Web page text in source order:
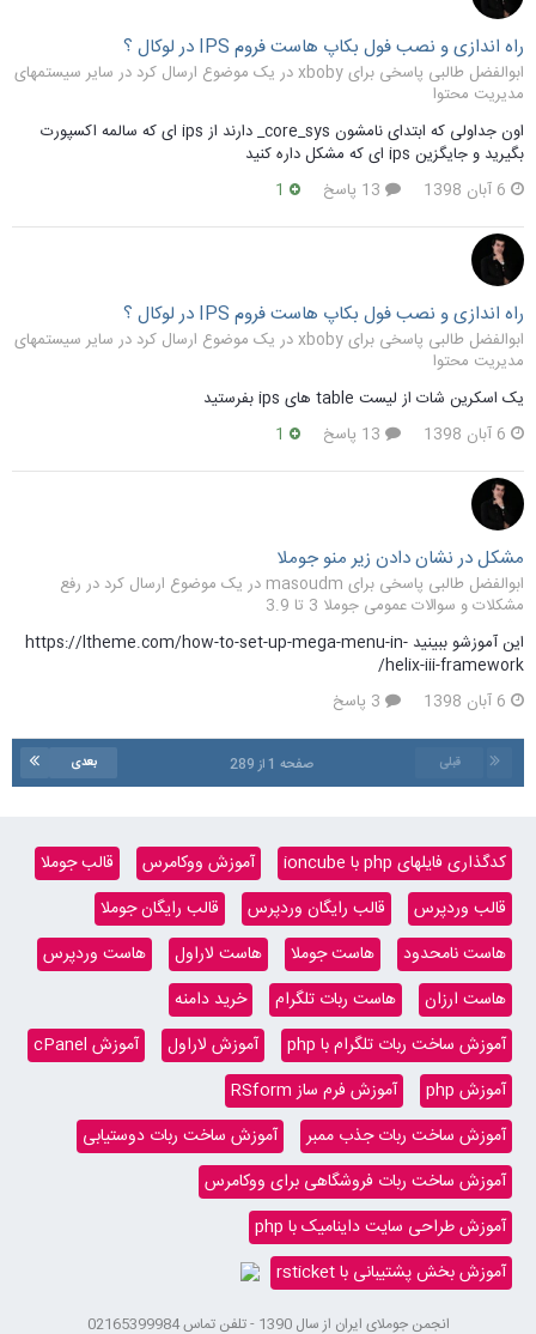
راه اندازی و نصب فول بکاپ هاست فروم IPS در لوکال ؟
ابوالفضل طالبی پاسخی برای xboby در یک موضوع ارسال کرد در
سایر سیستمهای
مدیریت محتوا
اون جداولی که ابتدای نامشون core_sys_ دارند از ips ای که سالمه اکسپورت
بگیرید و جایگزین ips ای که مشکل داره کنید
6 آبان 1398
راه اندازی و نصب فول بکاپ هاست فروم IPS در لوکال ؟
ابوالفضل طالبی پاسخی برای xboby در یک موضوع ارسال کرد در
سایر سیستمهای
مدیریت محتوا
یک اسکرین شات از لیست table های ips بفرستید
6 آبان 1398
مشکل در نشان دادن زیر منو جوملا
ابوالفضل طالبی پاسخی برای masoudm در یک موضوع ارسال کرد در
رفع
مشکلات و سوالات عمومی جوملا 3 تا 3.9
این آموزشو ببینید https://ltheme.com/how-to-set-up-mega-menu-in-
helix-iii-framework/
6 آبان 1398
قبلی بعدی صفحه 1 از 289
کدگذاری فایلهای php با ioncube آموزش ووکامرس
قالب جوملا
قالب وردپرس
قالب رایگان وردپرس
قالب رایگان جوملا
هاست نامحدود
هاست جوملا هاست لاراول
هاست وردپرس
هاست ارزان
هاست ربات تلگرام
خرید دامنه
آموزش ساخت ربات تلگرام با php
آموزش لاراول
آموزش cPanel
آموزش php
آموزش فرم ساز RSform
آموزش ساخت ربات جذب ممبر
آموزش ساخت ربات دوستیابی
آموزش ساخت ربات فروشگاهی برای ووکامرس
آموزش طراحی سایت داینامیک با php
آموزش بخش پشتیبانی با rsticket
انجمن جوملای ایران از سال 1390 - تلفن تماس 02165399984